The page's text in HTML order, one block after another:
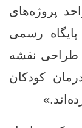
پروژه‌های
رسمی
طراحی نقشه
کودکان